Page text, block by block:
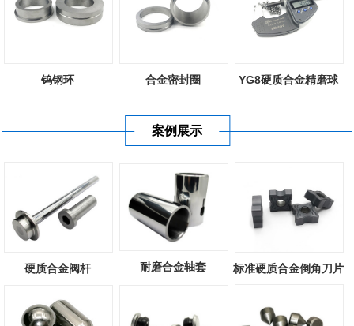
钨钢环 合金密封圈 YG8硬质合金精磨球
案例展示
硬质合金阀杆 耐磨合金轴套 标准硬质合金倒角刀片